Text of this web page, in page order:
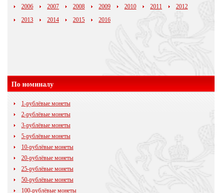
2006
2007 2008 2009 2010 2011
2012
2013
2014 2015 2016
По номиналу
1-рублёвые монеты
2-рублёвые монеты
3-рублёвые монеты
5-рублёвые монеты
10-рублёвые монеты
20-рублёвые монеты
25-рублёвые монеты
50-рублёвые монеты
100-рублёвые монеты